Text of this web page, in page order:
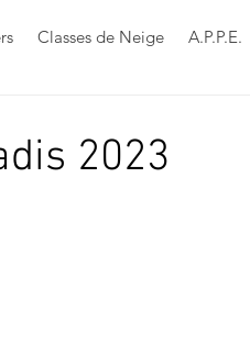
Classes de Neige A.P.P.E.
2023